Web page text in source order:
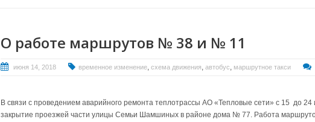
О работе маршрутов № 38 и № 11
июня 14, 2018 временное изменение, схема движения, автобус, маршрутное такси
В связи с проведением аварийного ремонта теплотрассы АО «Тепловые сети» с 15 до 24
закрытие проезжей части улицы Семьи Шамшиных в районе дома № 77. Работа